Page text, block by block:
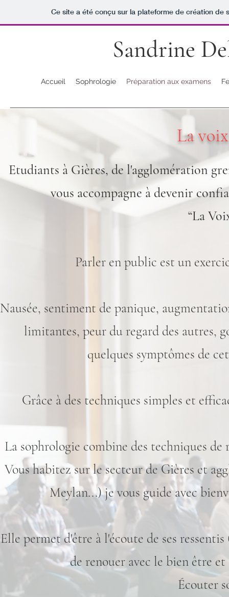
Ce site a été conçu sur la plateforme de création de
Sandrine
Accueil Sophrologie Préparation aux examens
La
Etudiants à Gières, de l'agglomération
vous accompagne à devenir
“La
Parler en public est un
Nausée, sentiment de panique,
limitantes, peur du regard des autres,
quelques symptômes de
Grâce à des techniques simples et
La sophrologie combine des techniques
Vous habitez sur le secteur de Gières et
Meylan...) je vous guide avec
Elle permet d'être à l'écoute de ses
de renouer avec le bien être
Écouter